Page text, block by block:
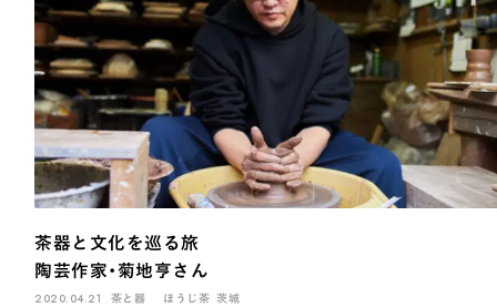
茶器と文化を巡る旅
陶芸作家・菊地亨さん
2020.04.21 茶と器 ほうじ茶 茨城